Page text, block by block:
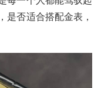
是否适合搭配金表，